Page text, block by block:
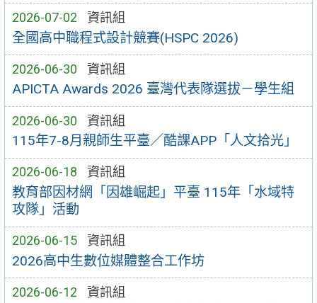
2026-07-02 資訊組
全國高中職程式設計競賽(HSPC 2026)
2026-06-30 資訊組
APICTA Awards 2026 臺灣代表隊選拔－學生組
2026-06-30 資訊組
115年7-8月親師生平臺／酷課APP「人文拾光」
2026-06-18 資訊組
教育部因材網「因雄崛起」平臺 115年「水域特
攻隊」活動
2026-06-15 資訊組
2026高中生數位媒體整合工作坊
2026-06-12 資訊組